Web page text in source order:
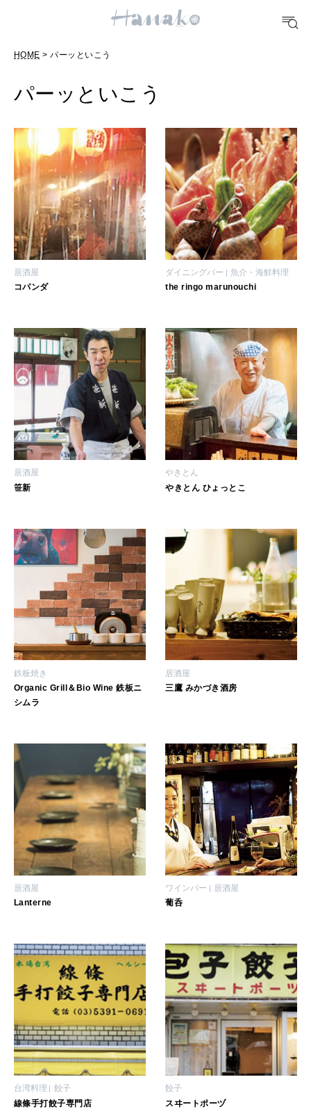
10 CATEGORIES
TRAVEL
どこ行く？
FORTUNE
明日のわたし
[12星座別] Weekly Holoscope
[12星座別] Monthly Love Holoscope
算命学がわかる今月のあなた
HEALTH
自分にやさしく
LEARN
知る、考える
MAMA
ママもいろいろ
SUSTAINABLE
わたしができること
CULTURE
自分を耕す
WORK&MONEY
いい人生って？
MAGAZINE
2026年8月号『お茶の時間です。』
2026年7月号「鎌倉 ローカルが 教えてくれた 本当の歩き方。」
2026年6月号「大銀座 トレンドが生まれる 新しい一流店へ。」
2026年5月号「“大好き”に出会いに。韓国」
2026年4月号「未来をつくる、学びの教科書。」
2026年2月号「良運を掴む 新・開運術。」
2026年1月号「猫がいれば、幸せ」
2025年12月号「お酒の新常識。」
MAGAZINE MOOK
FOLLOW US!
HOME > パーッといこう
パーッといこう
居酒屋
コパンダ
ダイニングバー 魚介・海鮮料理
the ringo marunouchi
居酒屋
笹新
やきとん
やきとん ひょっとこ
鉄板焼き
Organic Grill＆Bio Wine 鉄板ニ
シムラ
居酒屋
三鷹 みかづき酒房
居酒屋
Lanterne
ワインバー 居酒屋
葡呑
台湾料理 餃子
線條手打餃子専門店
餃子
スヰートポーヅ